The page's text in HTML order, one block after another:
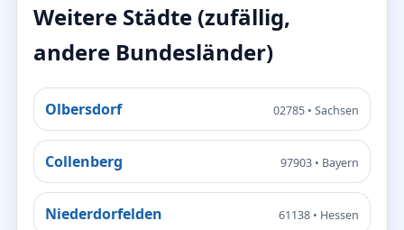
Weitere Städte (zufällig,
andere Bundesländer)
Olbersdorf 02785 • Sachsen
Collenberg 97903 • Bayern
Niederdorfelden 61138 • Hessen